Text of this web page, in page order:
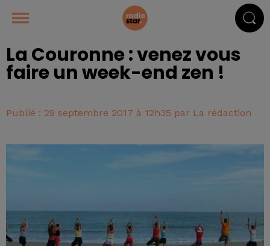
La Couronne : venez vous
faire un week-end zen !
Publié : 29 septembre 2017 à 12h35 par La rédaction